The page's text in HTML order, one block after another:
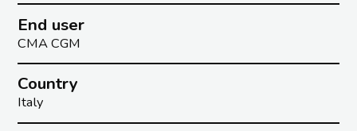
End user
CMA CGM
Country
Italy